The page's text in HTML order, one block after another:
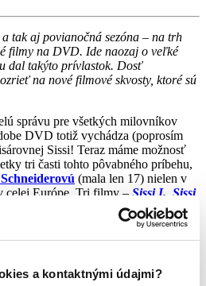
a kontaktnými údajmi?
tak aj povianočná sezóna – na trh
filmy na DVD. Ide naozaj o veľké
dal takýto prívlastok. Dosť
na nové filmové skvosty, ktoré sú
správu pre všetkých milovníkov
DVD totiž vychádza (poprosím
Sissi! Teraz máme možnosť
tri časti tohto pôvabného príbehu,
(mala len 17) nielen v
celej Európe. Tri filmy –Sissi I. Sissi
III. (Osudové roky cisárovnej)
–
dramatického žánru.
silami privádza talianske